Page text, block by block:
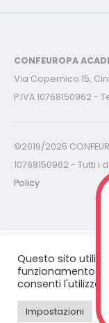
CONFEUROPA
Via Copernico 15,
P.IVA 10768150962 -
©2019/2025
10768150962 - Tutti i
Policy
Questo sito
funzionamento
consenti l'utilizzo
Impostazioni